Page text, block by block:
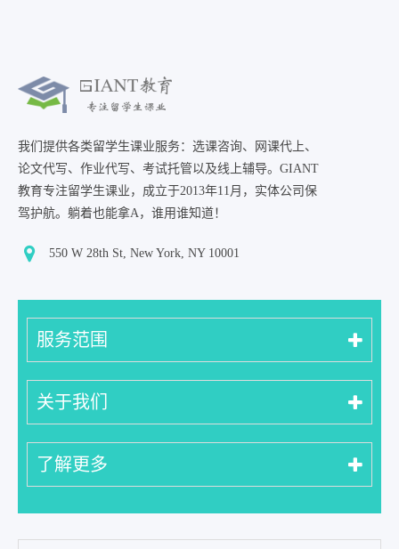
我们提供各类留学生课业服务：选课咨询、网课代上、
论文代写、作业代写、考试托管以及线上辅导。GIANT
教育专注留学生课业，成立于2013年11月，实体公司保
驾护航。躺着也能拿A，谁用谁知道！
550 W 28th St, New York, NY 10001
服务范围
关于我们
了解更多